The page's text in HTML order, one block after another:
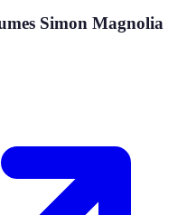
Simon Magnolia